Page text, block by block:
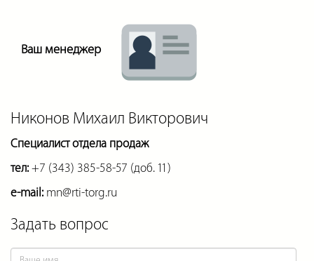
Ваш менеджер
Никонов Михаил Викторович
Специалист отдела продаж
тел:+7 (343) 385-58-57 (доб. 11)
e-mail:mn@rti-torg.ru
Задать вопрос